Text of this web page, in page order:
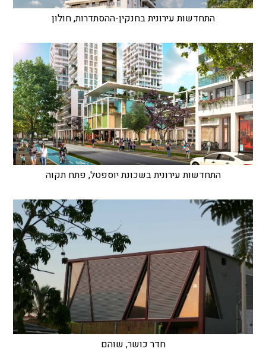
התחדשות עירונית בחנקין-ההסתדרות, חולון
התחדשות עירונית בשכונת יוספטל, פתח תקוה
חדר כושר, שוהם